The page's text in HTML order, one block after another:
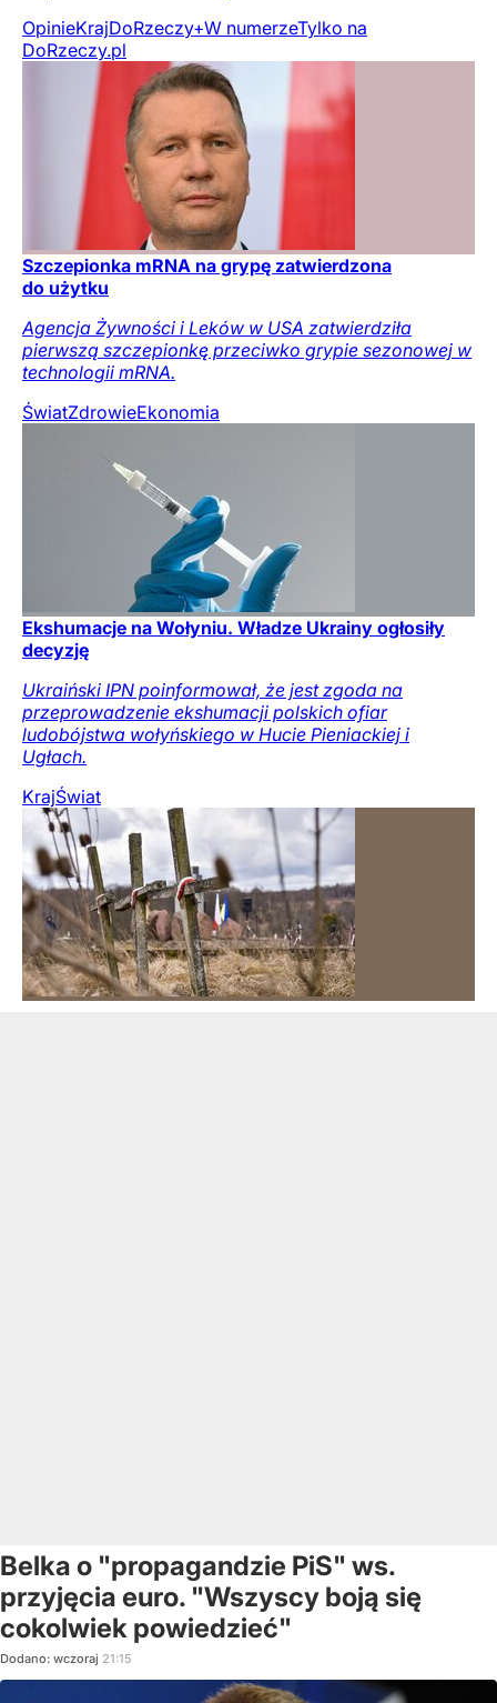
OpinieKrajDoRzeczy+W numerzeTylko na
DoRzeczy.pl
Szczepionka mRNA na grypę zatwierdzona
do użytku
Agencja Żywności i Leków w USA zatwierdziła
pierwszą szczepionkę przeciwko grypie sezonowej w
technologii mRNA.
ŚwiatZdrowieEkonomia
Ekshumacje na Wołyniu. Władze Ukrainy ogłosiły
decyzję
Ukraiński IPN poinformował, że jest zgoda na
przeprowadzenie ekshumacji polskich ofiar
ludobójstwa wołyńskiego w Hucie Pieniackiej i
Ugłach.
KrajŚwiat
Belka o "propagandzie PiS" ws.
przyjęcia euro. "Wszyscy boją się
cokolwiek powiedzieć"
Dodano: wczoraj 21:15